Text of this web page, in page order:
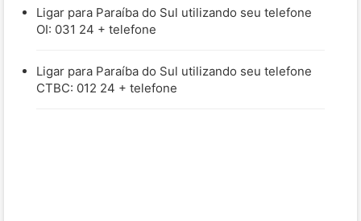
Ligar para Paraíba do Sul utilizando seu telefone
OI: 031 24 + telefone
Ligar para Paraíba do Sul utilizando seu telefone
CTBC: 012 24 + telefone